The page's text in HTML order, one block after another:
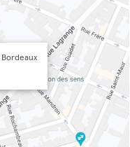
Bordeaux